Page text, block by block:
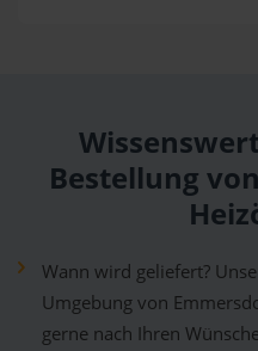
Bestellung
Wann wird geliefert?
Umgebung von
gerne nach Ihren